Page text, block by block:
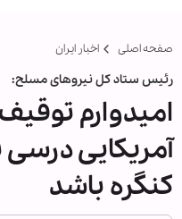
صفحه اصلی اخبار ایران
رئیس ستاد کل نیروهای مسلح:
امیدوارم
آمریکایی
کنگره باشد